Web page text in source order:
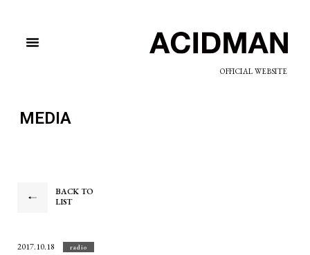
OFFICIAL WEBSITE
MEDIA
BACK TO
LIST
2017.10.18 radio